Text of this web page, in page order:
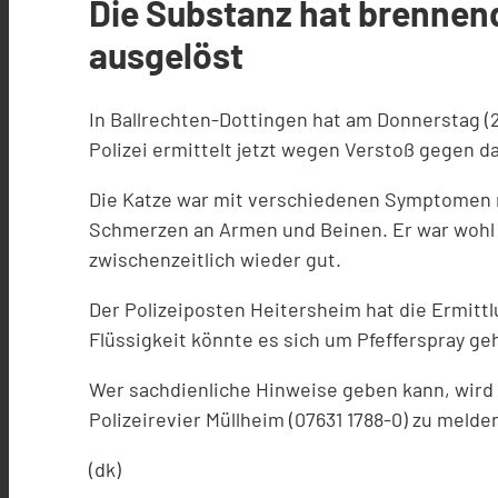
Die Substanz hat
ausgelöst
In Ballrechten-Dottingen hat am Donnerstag
Polizei ermittelt jetzt wegen Verstoß gegen
Die Katze war mit verschiedenen
Schmerzen an Armen und Beinen. Er war
zwischenzeitlich wieder gut.
Der Polizeiposten Heitersheim hat die
Flüssigkeit könnte es sich um Pfefferspray
Wer sachdienliche Hinweise geben kann,
Polizeirevier Müllheim (07631 1788-0) zu
(dk)